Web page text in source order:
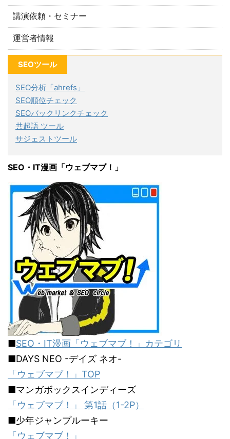
講演依頼・セミナー
運営者情報
SEOツール
SEO分析「ahrefs」
SEO順位チェック
SEOバックリンクチェック
共起語 ツール
サジェストツール
SEO・IT漫画「ウェブマブ！」
■SEO・IT漫画「ウェブマブ！」カテゴリ
■DAYS NEO -デイズ ネオ-
「ウェブマブ！」TOP
■マンガボックスインディーズ
「ウェブマブ！」 第1話（1-2P）
■少年ジャンプルーキー
「ウェブマブ！」